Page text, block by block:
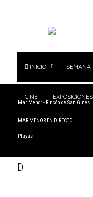
INICIO SEMANA
CINE EXPOSICIONES
Mar Menor - Rincón de San Ginés
MAR MENOR EN DIRECTO
Playas
D